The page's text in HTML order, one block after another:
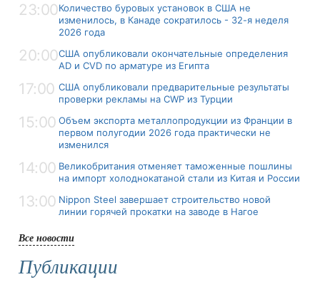
23:00Количество буровых установок в США не
изменилось, в Канаде сократилось - 32-я неделя
2026 года
20:00США опубликовали окончательные определения
AD и CVD по арматуре из Египта
17:00 США опубликовали предварительные результаты
проверки рекламы на CWP из Турции
15:00 Объем экспорта металлопродукции из Франции в
первом полугодии 2026 года практически не
изменился
14:00 Великобритания отменяет таможенные пошлины
на импорт холоднокатаной стали из Китая и России
13:00 Nippon Steel завершает строительство новой
линии горячей прокатки на заводе в Нагое
Все новости
Публикации